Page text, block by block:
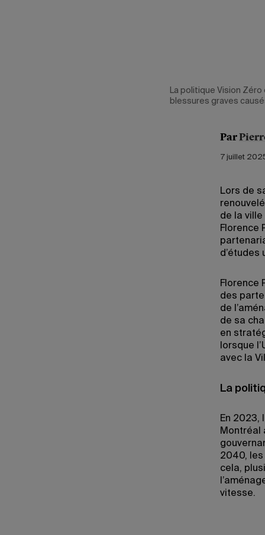
La politique Vision
blessures graves
Par
7 juillet
Lors de
de la
Florence
d’études
Florence
des
de
de sa
en
lorsque
avec la
La
En 2023,
Montréal
2040, les
cela,
vitesse.